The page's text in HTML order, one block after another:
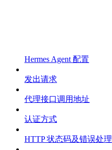
Hermes Agent 配置
发出请求
代理接口调用地址
认证方式
HTTP 状态码及错误处理